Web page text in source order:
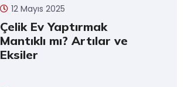
12 Mayıs 2025
Çelik Ev Yaptırmak
Mantıklı mı? Artılar ve
Eksiler